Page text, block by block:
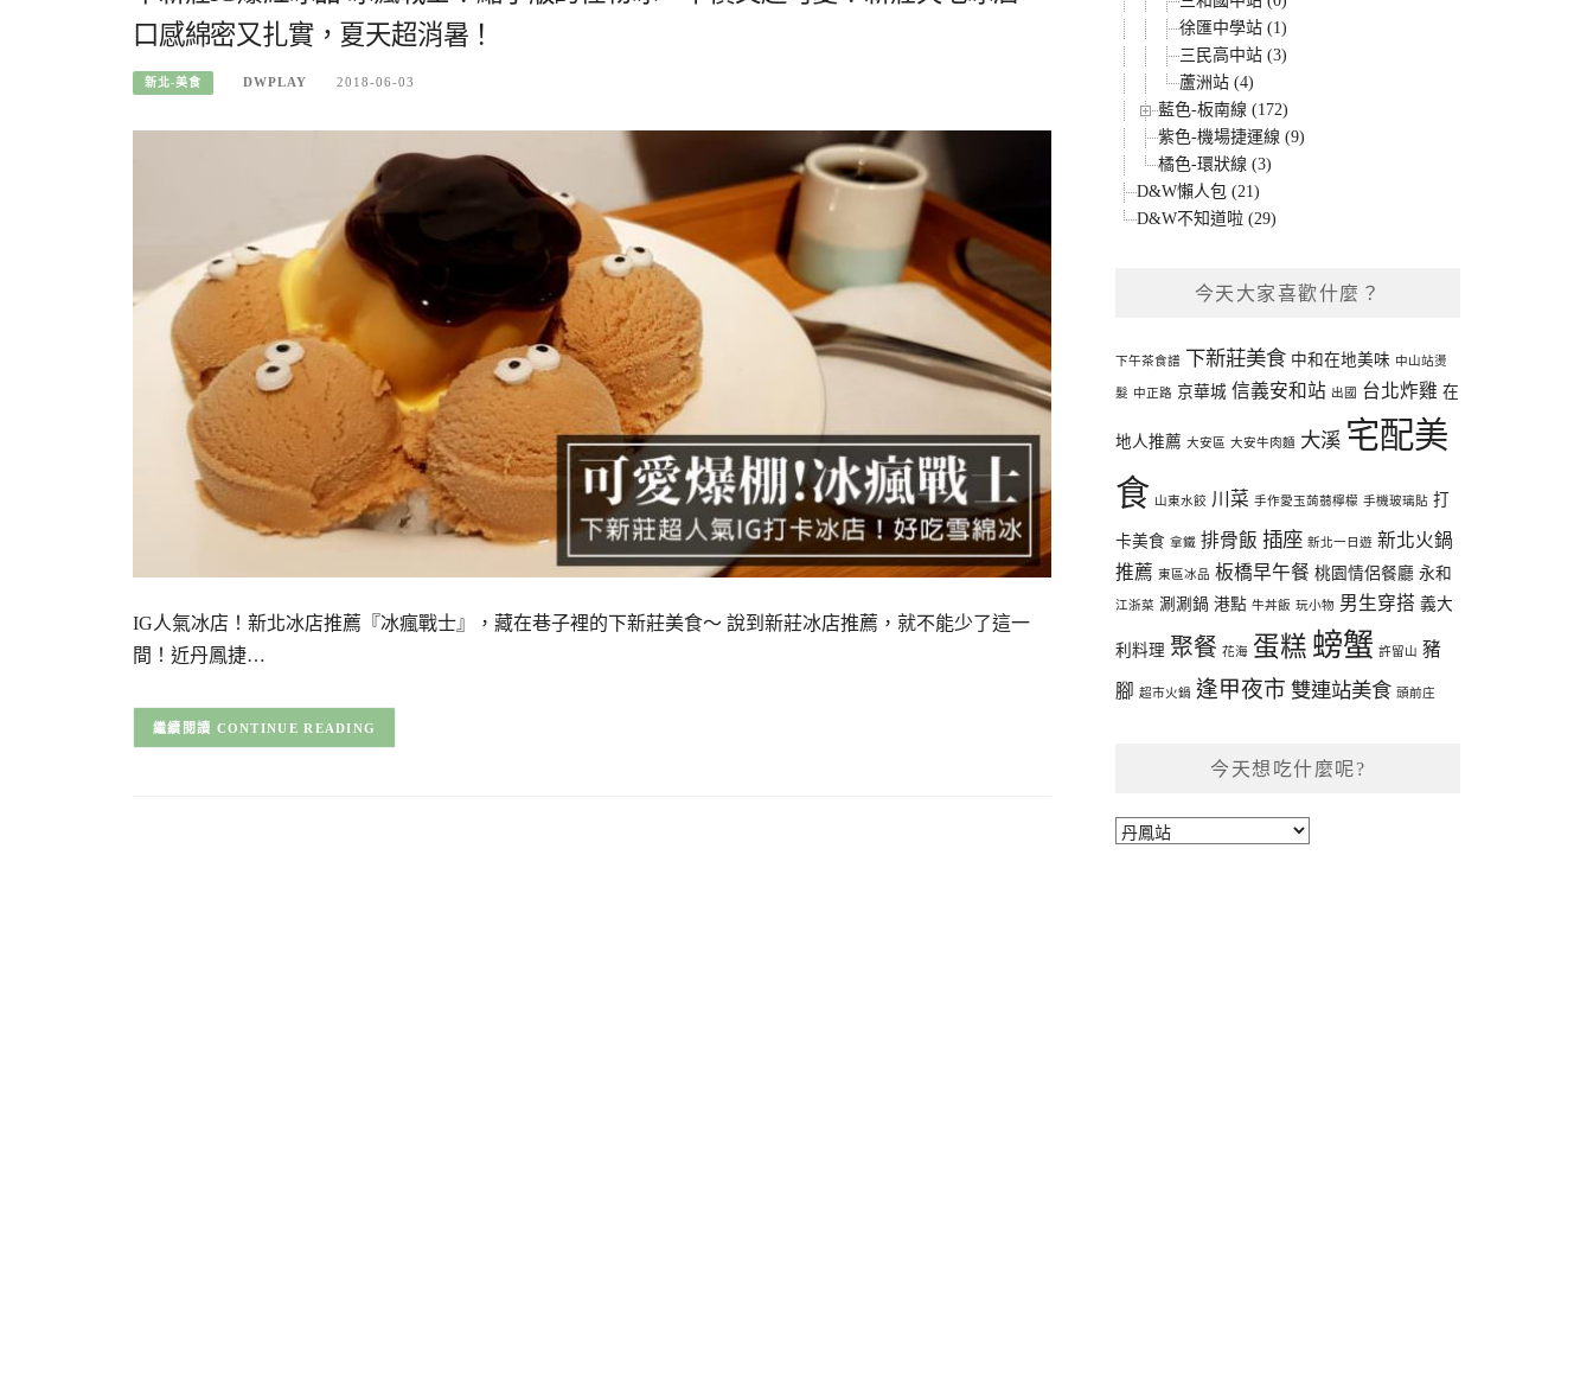
口感綿密又扎實，夏天超消暑！
新北-美食 DWPLAY 2018-06-03
IG人氣冰店！新北冰店推薦『冰瘋戰士』，藏在巷子裡的下新莊美食～ 說到新莊冰店推薦，就不能少了這一
間！近丹鳳捷…
CONTINUE READING
徐匯中學站 (1)
三民高中站 (3)
蘆洲站 (4)
藍色-板南線 (172)
紫色-機場捷運線 (9)
橘色-環狀線 (3)
D&W懶人包 (21)
D&W不知道啦 (29)
今天大家喜歡什麼？
下午茶食譜 下新莊美食 中和在地美味 中山站燙
髮 中正路 京華城 信義安和站 出國 台北炸雞 在
地人推薦 大安區 大安牛肉麵 大溪 宅配美
食 山東水餃 川菜 手作愛玉蒟蒻檸檬 手機玻璃貼 打
卡美食 拿鐵 排骨飯 插座 新北一日遊 新北火鍋
推薦 東區冰品 板橋早午餐 桃園情侶餐廳 永和
江浙菜 涮涮鍋 港點 牛丼飯 玩小物 男生穿搭 義大
利料理 聚餐 花海 蛋糕 螃蟹 許留山 豬
腳 超市火鍋 逢甲夜市 雙連站美食 頭前庄
今天想吃什麼呢?
今